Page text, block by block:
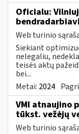
Oficialu:
Web turinio
Siekiant
nelegaliu,
teisės aktų
bei...
Metai: 2024
VMI atnaujino
tūkst. vežėjų
Web turinio